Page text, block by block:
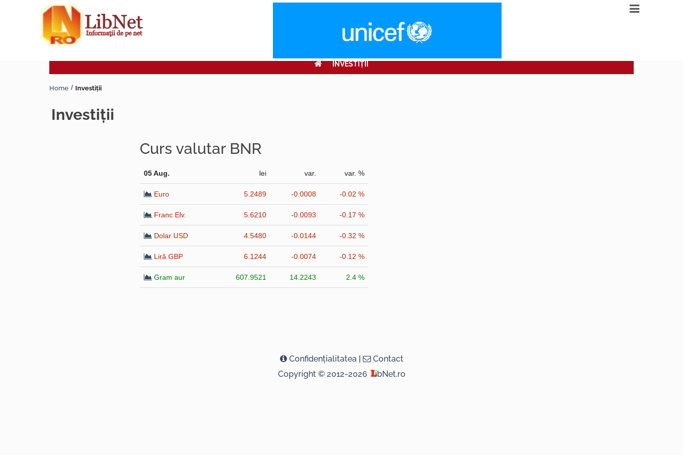
INVESTIŢII
Home Investiţii
investiţii
Curs valutar BNR
05 Aug. lei var. var. %
Euro 5.2489 -0.0008 -0.02 %
Franc Elv. 5.6210 -0.0093 -0.17 %
Dolar USD 4.5480 -0.0144 -0.32 %
Liră GBP 6.1244 -0.0074 -0.12 %
Gram aur 607.9521 14.2243 2.4 %
Confidenţialitatea |
Contact
Copyright © 2012-2026
ibNet.ro